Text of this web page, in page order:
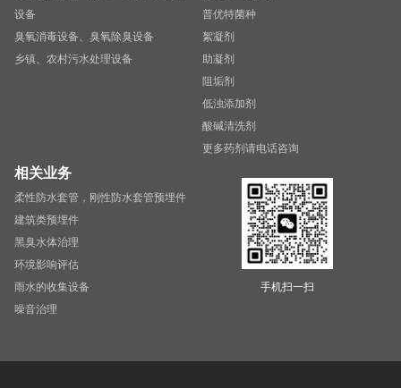
设备
臭氧消毒设备、臭氧除臭设备
乡镇、农村污水处理设备
普优特菌种
絮凝剂
助凝剂
阻垢剂
低浊添加剂
酸碱清洗剂
更多药剂请电话咨询
相关业务
柔性防水套管，刚性防水套管预埋件
建筑类预埋件
黑臭水体治理
环境影响评估
雨水的收集设备
噪音治理
手机扫一扫